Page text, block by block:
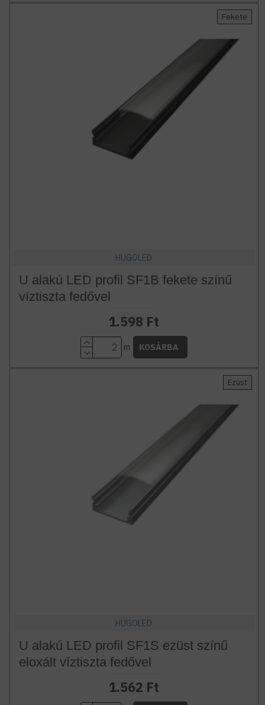
Fekete
HUGOLED
U alakú LED profil SF1B fekete színű
víztiszta fedővel
1.598 Ft
m KOSÁRBA
Ezüst
HUGOLED
U alakú LED profil SF1S ezüst színű
eloxált víztiszta fedővel
1.562 Ft